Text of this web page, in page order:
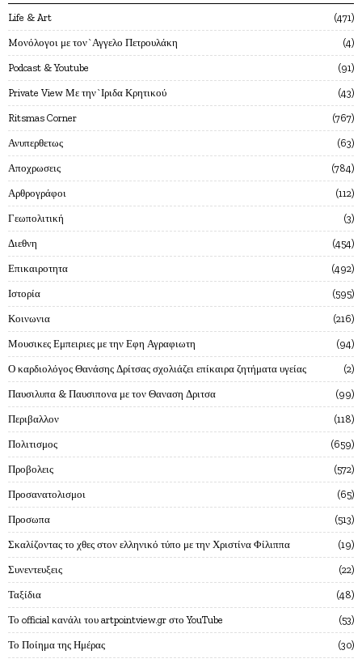
Life & Art 471
Mονόλογοι με τον`Αγγελο Πετρουλάκη 4
Podcast & Youtube 91
Private View Με την`Ιριδα Κρητικού 43
Ritsmas Corner 767
Ανυπερθετως 63
Αποχρωσεις 784
Αρθρογράφοι 112
Γεωπολιτική 3
Διεθνη 454
Επικαιροτητα 492
Ιστορία 595
Κοινωνια 216
Μουσικες Εμπειριες με την Εφη Αγραφιωτη 94
Ο καρδιολόγος Θανάσης Δρίτσας σχολιάζει επίκαιρα ζητήματα υγείας 2
Παυσιλυπα & Παυσιπονα με τον Θαναση Δριτσα 99
Περιβαλλον 118
Πολιτισμος 659
Προβολεις 572
Προσανατολισμοι 65
Προσωπα 513
Σκαλίζοντας το χθες στον ελληνικό τύπο με την Χριστίνα Φίλιππα 19
Συνεντευξεις 22
Ταξίδια 48
Το official κανάλι του artpointview.gr στο YouTube 53
Το Ποίημα της Ημέρας 30